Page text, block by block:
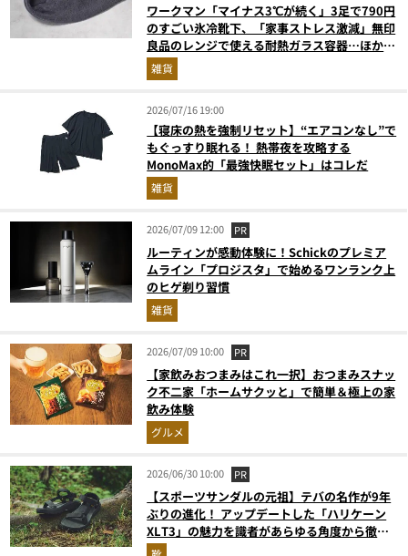
ワークマン「マイナス3℃が続く」3足で790円
のすごい氷冷靴下、「家事ストレス激減」無印
良品のレンジで使える耐熱ガラス容器…ほか
【便利グッズの人気記事ランキングベスト3】
（2026年6月版）
雑貨
2026/07/16 19:00
【寝床の熱を強制リセット】“エアコンなし”で
もぐっすり眠れる！ 熱帯夜を攻略する
MonoMax的「最強快眠セット」はコレだ
雑貨
2026/07/09 12:00 PR
ルーティンが感動体験に！Schickのプレミア
ムライン「プロジスタ」で始めるワンランク上
のヒゲ剃り習慣
雑貨
2026/07/09 10:00 PR
【家飲みおつまみはこれ一択】おつまみスナッ
ク不二家「ホームサクッと」で簡単＆極上の家
飲み体験
グルメ
2026/06/30 10:00 PR
【スポーツサンダルの元祖】テバの名作が9年
ぶりの進化！ アップデートした「ハリケーン
XLT3」の魅力を識者があらゆる角度から徹底
解説！